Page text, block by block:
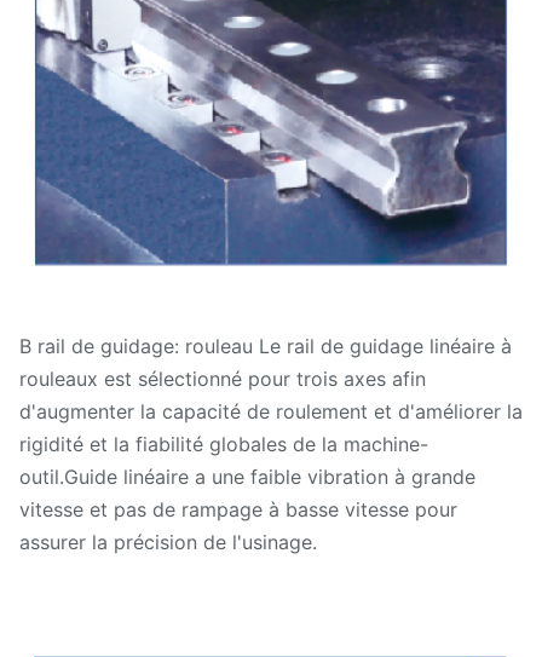
B rail de guidage: rouleau Le rail de guidage linéaire à
rouleaux est sélectionné pour trois axes afin
d'augmenter la capacité de roulement et d'améliorer la
rigidité et la fiabilité globales de la machine-
outil.Guide linéaire a une faible vibration à grande
vitesse et pas de rampage à basse vitesse pour
assurer la précision de l'usinage.